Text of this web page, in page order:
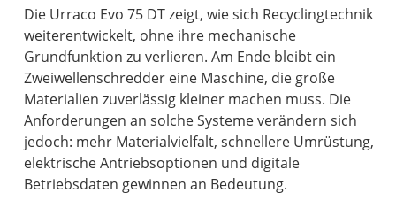
Die Urraco Evo 75 DT zeigt, wie sich Recyclingtechnik
weiterentwickelt, ohne ihre mechanische
Grundfunktion zu verlieren. Am Ende bleibt ein
Zweiwellenschredder eine Maschine, die große
Materialien zuverlässig kleiner machen muss. Die
Anforderungen an solche Systeme verändern sich
jedoch: mehr Materialvielfalt, schnellere Umrüstung,
elektrische Antriebsoptionen und digitale
Betriebsdaten gewinnen an Bedeutung.